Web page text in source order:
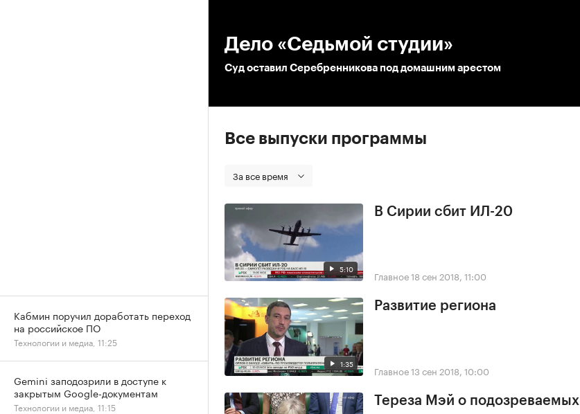
Дело «Седьмой студии»
Суд оставил Серебренникова под домашним арестом
Все выпуски программы
За все время
5:10
В Сирии сбит ИЛ-20
Главное18 сен 2018, 11:00
1:35
Развитие региона
Главное13 сен 2018, 10:00
Тереза Мэй о подозреваемых
Кабмин поручил доработать переход
на российское ПО
Технологии и медиа, 11:25
Gemini заподозрили в доступе к
закрытым Google-документам
Технологии и медиа, 11:15